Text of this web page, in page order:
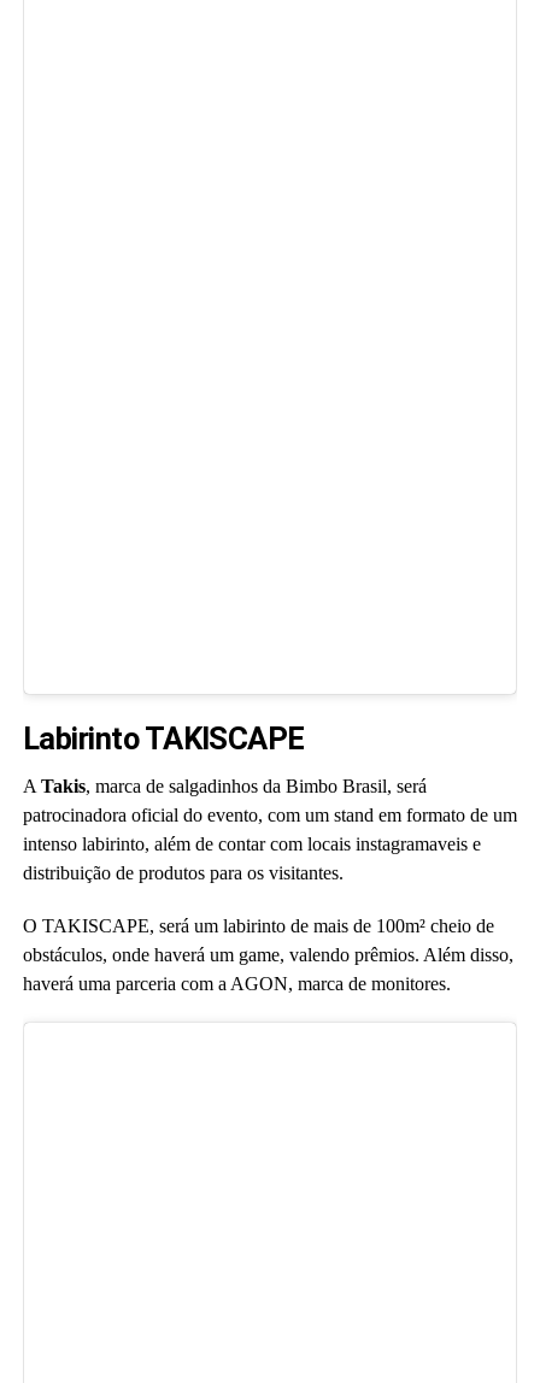
Labirinto TAKISCAPE
A Takis, marca de salgadinhos da Bimbo Brasil, será
patrocinadora oficial do evento, com um stand em formato de um
intenso labirinto, além de contar com locais instagramaveis e
distribuição de produtos para os visitantes.
O TAKISCAPE, será um labirinto de mais de 100m² cheio de
obstáculos, onde haverá um game, valendo prêmios. Além disso,
haverá uma parceria com a AGON, marca de monitores.